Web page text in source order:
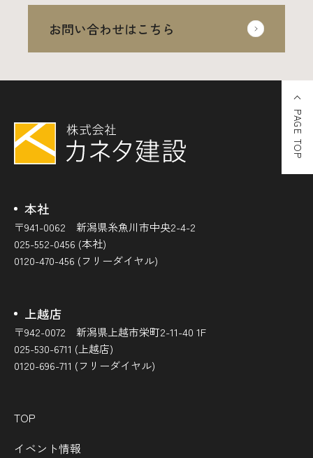
お問い合わせはこちら
本社
〒941-0062 新潟県糸魚川市中央2-4-2
025-552-0456 (本社)
0120-470-456 (フリーダイヤル)
上越店
〒942-0072 新潟県上越市栄町2-11-40 1F
025-530-6711 (上越店)
0120-696-711 (フリーダイヤル)
TOP
イベント情報
PAGE TOP